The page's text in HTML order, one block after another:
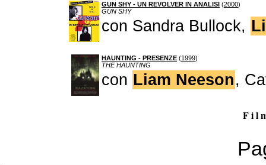
GUN SHY - UN REVOLVER IN ANALISI (2000)
GUN SHY
con Sandra Bullock,
HAUNTING - PRESENZE (1999)
THE HAUNTING
con Liam Neeson,
F i l